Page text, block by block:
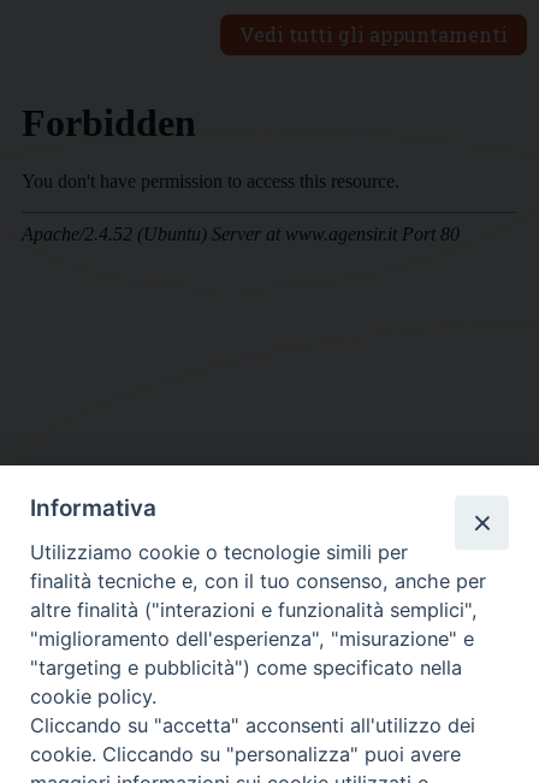
Vedi tutti gli appuntamenti
DIOCESI SUBURBICARIA DI ALBANO
Contatti:Tel.: 06.93268401 - Fax.: 06.9323844
E-mail:curia@diocesidialbano.it
Orari: dal Lunedì al Venerdì Ore: 9:00 - 13:00
Lunedì, Mercoledì e Venerdì, Ore 9:30 - 12:30
Informativa
Utilizziamo cookie o tecnologie simili per
finalità tecniche e, con il tuo consenso, anche per
altre finalità ("interazioni e funzionalità semplici",
"miglioramento dell'esperienza", "misurazione" e
"targeting e pubblicità") come specificato nella
cookie policy.
Cliccando su "accetta" acconsenti all'utilizzo dei
cookie. Cliccando su "personalizza" puoi avere